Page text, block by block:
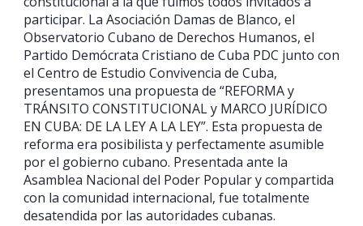
participar. La Asociación Damas de Blanco, el
Observatorio Cubano de Derechos Humanos, el
Partido Demócrata Cristiano de Cuba PDC junto con
el Centro de Estudio Convivencia de Cuba,
presentamos una propuesta de “REFORMA y
TRÁNSITO CONSTITUCIONAL y MARCO JURÍDICO
EN CUBA: DE LA LEY A LA LEY”. Esta propuesta de
reforma era posibilista y perfectamente asumible
por el gobierno cubano. Presentada ante la
Asamblea Nacional del Poder Popular y compartida
con la comunidad internacional, fue totalmente
desatendida por las autoridades cubanas.